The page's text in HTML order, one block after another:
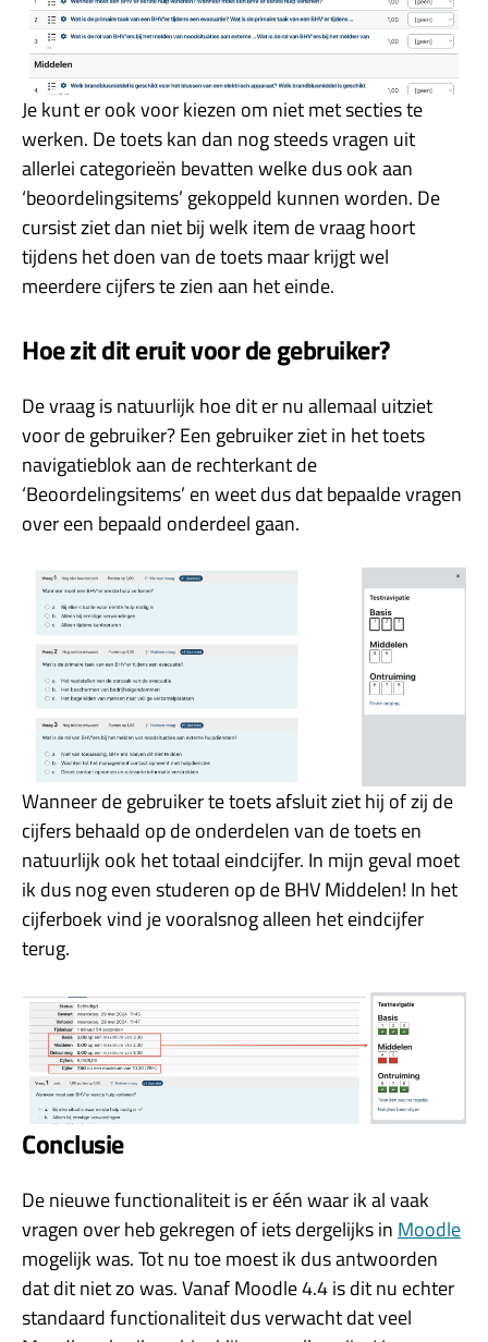
Je kunt er ook voor kiezen om niet met secties te
werken. De toets kan dan nog steeds vragen uit
allerlei categorieën bevatten welke dus ook aan
‘beoordelingsitems’ gekoppeld kunnen worden. De
cursist ziet dan niet bij welk item de vraag hoort
tijdens het doen van de toets maar krijgt wel
meerdere cijfers te zien aan het einde.
Hoe zit dit eruit voor de gebruiker?
De vraag is natuurlijk hoe dit er nu allemaal uitziet
voor de gebruiker? Een gebruiker ziet in het toets
navigatieblok aan de rechterkant de
‘Beoordelingsitems’ en weet dus dat bepaalde vragen
over een bepaald onderdeel gaan.
Wanneer de gebruiker te toets afsluit ziet hij of zij de
cijfers behaald op de onderdelen van de toets en
natuurlijk ook het totaal eindcijfer. In mijn geval moet
ik dus nog even studeren op de BHV Middelen! In het
cijferboek vind je vooralsnog alleen het eindcijfer
terug.
Conclusie
De nieuwe functionaliteit is er één waar ik al vaak
vragen over heb gekregen of iets dergelijks in Moodle
mogelijk was. Tot nu toe moest ik dus antwoorden
dat dit niet zo was. Vanaf Moodle 4.4 is dit nu echter
standaard functionaliteit dus verwacht dat veel